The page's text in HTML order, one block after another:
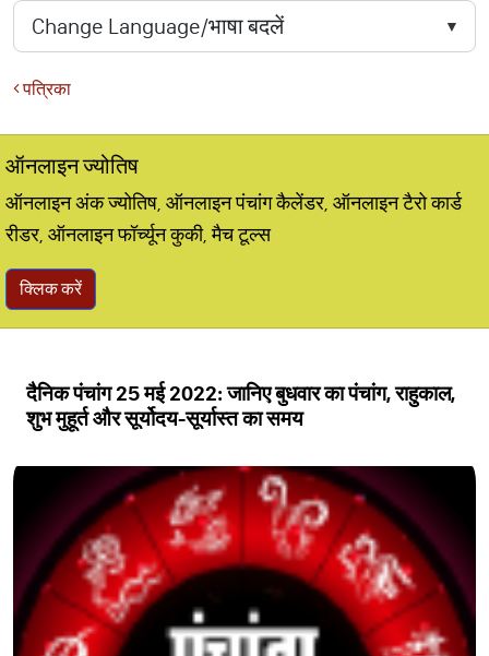
पत्रिका
ऑनलाइन ज्योतिष
ऑनलाइन अंक ज्योतिष, ऑनलाइन पंचांग कैलेंडर, ऑनलाइन टैरो कार्ड
रीडर, ऑनलाइन फॉर्च्यून कुकी, मैच टूल्स
क्लिक करें
दैनिक पंचांग 25 मई 2022: जानिए बुधवार का पंचांग, राहुकाल,
शुभ मुहूर्त और सूर्योदय-सूर्यास्त का समय